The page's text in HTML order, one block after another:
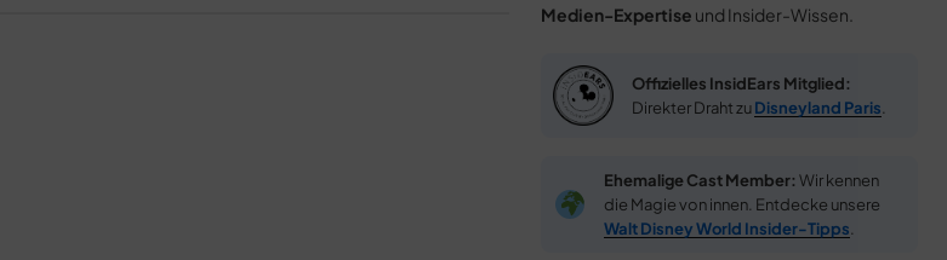
Medien-Expertise und Insider-Wissen.
Offizielles InsidEars Mitglied:
Direkter Draht zuDisneyland Paris
Ehemalige Cast Member: Wir kennen
die Magie von innen. Entdecke unsere
Walt Disney World Insider-Tipps